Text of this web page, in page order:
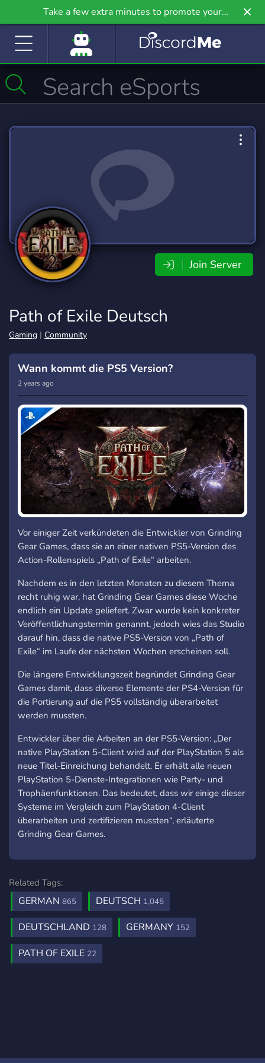
Take a few extra minutes to promote your
community even further on Griv.io, our newest
Join Server
Path of Exile Deutsch
Gaming | Community
Wann kommt die PS5 Version?
2 years ago
Vor einiger Zeit verkündeten die Entwickler von Grinding
Gear Games, dass sie an einer nativen PS5-Version des
Action-Rollenspiels „Path of Exile“ arbeiten.
Nachdem es in den letzten Monaten zu diesem Thema
recht ruhig war, hat Grinding Gear Games diese Woche
endlich ein Update geliefert. Zwar wurde kein konkreter
Veröffentlichungstermin genannt, jedoch wies das Studio
darauf hin, dass die native PS5-Version von „Path of
Exile“ im Laufe der nächsten Wochen erscheinen soll.
Die längere Entwicklungszeit begründet Grinding Gear
Games damit, dass diverse Elemente der PS4-Version für
die Portierung auf die PS5 vollständig überarbeitet
werden mussten.
Entwickler über die Arbeiten an der PS5-Version: „Der
native PlayStation 5-Client wird auf der PlayStation 5 als
neue Titel-Einreichung behandelt. Er erhält alle neuen
PlayStation 5-Dienste-Integrationen wie Party- und
Trophäenfunktionen. Das bedeutet, dass wir einige dieser
Systeme im Vergleich zum PlayStation 4-Client
überarbeiten und zertifizieren mussten“, erläuterte
Grinding Gear Games.
Related Tags:
GERMAN 865 DEUTSCH 1,045
DEUTSCHLAND 128 GERMANY 152
PATH OF EXILE 22